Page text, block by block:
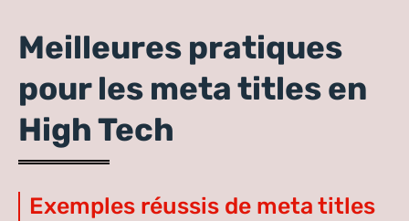
Meilleures pratiques
pour les meta titles en
High Tech
Exemples réussis de meta titles